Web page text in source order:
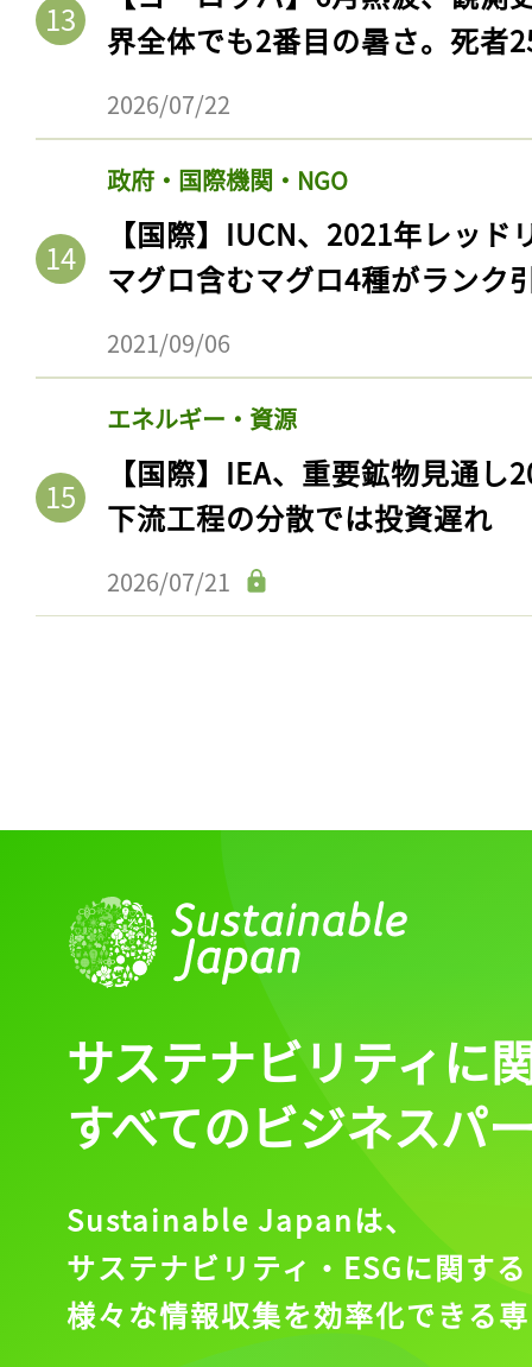
界全体でも2番目の暑さ。死者
2026/07/22
政府・国際機関・NGO
【国際】IUCN、2021年レッ
マグロ含むマグロ4種がランク
2021/09/06
エネルギー・資源
【国際】IEA、重要鉱物見通
下流工程の分散では投資遅れ
2026/07/21
記事をお気に入りに
ログイン
サステナビリティに
すべてのビジネスパ
Sustainable Japanは、
サステナビリティ・ESGに関する
様々な情報収集を効率化できる